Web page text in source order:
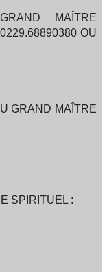
MAÎTRE
OU
GRAND MAÎTRE
SPIRITUEL :